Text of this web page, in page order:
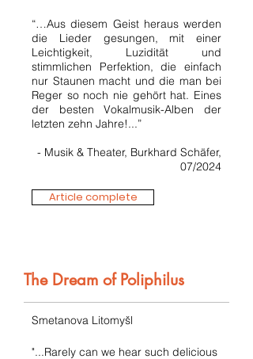
“…Aus diesem Geist heraus werden
die Lieder gesungen, mit einer
Leichtigkeit, Luzidität und
stimmlichen Perfektion, die einfach
nur Staunen macht und die man bei
Reger so noch nie gehört hat. Eines
der besten Vokalmusik-Alben der
letzten zehn Jahre!...”
- Musik & Theater, Burkhard Schäfer,
07/2024
Article complete
The Dream of Poliphilus
Smetanova Litomyšl
"...Rarely can we hear such delicious